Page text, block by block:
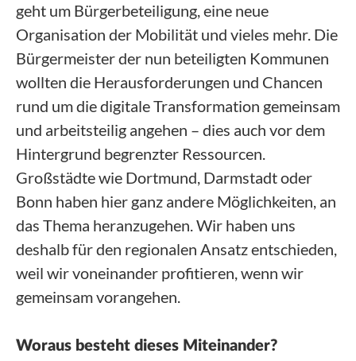
geht um Bürgerbeteiligung, eine neue
Organisation der Mobilität und vieles mehr. Die
Bürgermeister der nun beteiligten Kommunen
wollten die Herausforderungen und Chancen
rund um die digitale Transformation gemeinsam
und arbeitsteilig angehen – dies auch vor dem
Hintergrund begrenzter Ressourcen.
Großstädte wie Dortmund, Darmstadt oder
Bonn haben hier ganz andere Möglichkeiten, an
das Thema heranzugehen. Wir haben uns
deshalb für den regionalen Ansatz entschieden,
weil wir voneinander profitieren, wenn wir
gemeinsam vorangehen.
Woraus besteht dieses Miteinander?